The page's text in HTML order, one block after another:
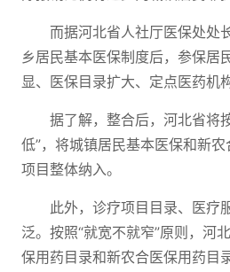
而据河北省人社厅医保处处
乡居民基本医保制度后，参保居
显、医保目录扩大、定点医药机
据了解，整合后，河北省将
低”，将城镇居民基本医保和新
项目整体纳入。
此外，诊疗项目目录、医疗
泛。按照“就宽不就窄”原则，河
保用药目录和新农合医保用药目